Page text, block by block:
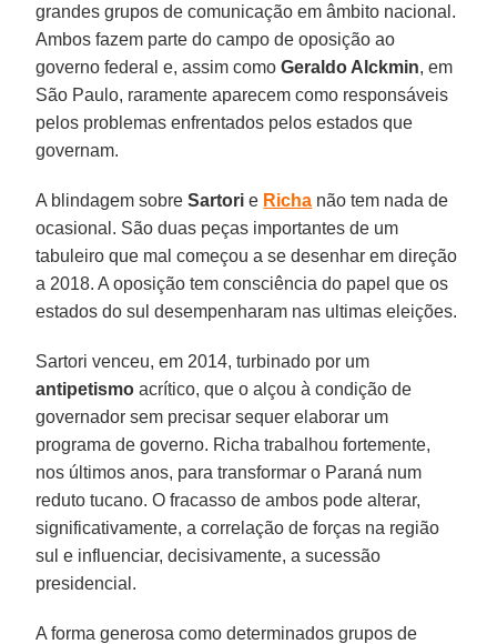
grandes grupos de comunicação em âmbito nacional.
Ambos fazem parte do campo de oposição ao
governo federal e, assim comoGeraldo Alckmin, em
São Paulo, raramente aparecem como responsáveis
pelos problemas enfrentados pelos estados que
governam.
A blindagem sobreSartori e Richa não tem nada de
ocasional. São duas peças importantes de um
tabuleiro que mal começou a se desenhar em direção
a 2018. A oposição tem consciência do papel que os
estados do sul desempenharam nas ultimas eleições.
Sartori venceu, em 2014, turbinado por um
antipetismo acrítico, que o alçou à condição de
governador sem precisar sequer elaborar um
programa de governo. Richa trabalhou fortemente,
nos últimos anos, para transformar o Paraná num
reduto tucano. O fracasso de ambos pode alterar,
significativamente, a correlação de forças na região
sul e influenciar, decisivamente, a sucessão
presidencial.
A forma generosa como determinados grupos de